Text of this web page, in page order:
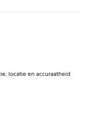
locatie en accuraatheid